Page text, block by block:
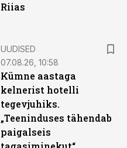
Riias
UUDISED
07.08.26, 10:58
Kümne aastaga
kelnerist hotelli
tegevjuhiks.
„Teeninduses tähendab
paigalseis